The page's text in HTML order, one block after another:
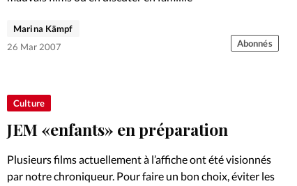
Marina Kämpf
26 Mar 2007
Abonnés
Culture
JEM «enfants» en préparation
Plusieurs films actuellement à l’affiche ont été visionnés
par notre chroniqueur. Pour faire un bon choix, éviter les